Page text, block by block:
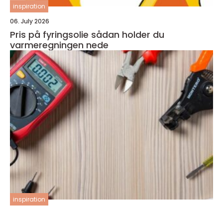
inspiration
06. July 2026
Pris på fyringsolie sådan holder du
varmeregningen nede
inspiration